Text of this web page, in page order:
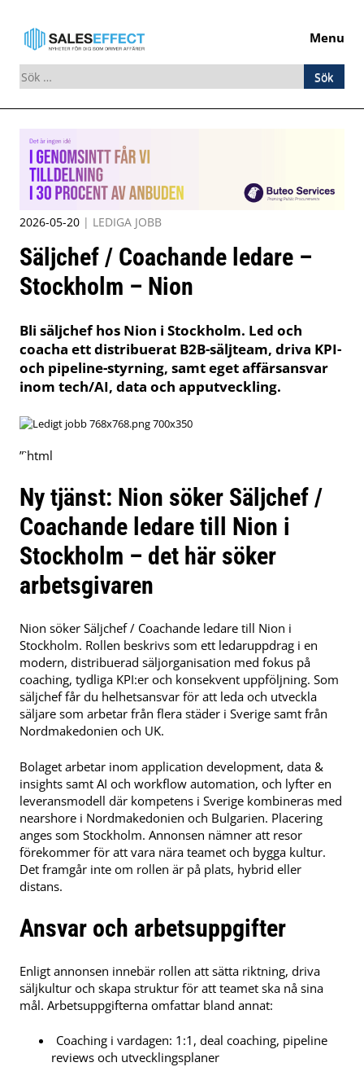
Menu
Sök
efter:
Skip
to
content
2026-05-20 | LEDIGA JOBB
Säljchef / Coachande ledare –
Stockholm – Nion
Bli säljchef hos Nion i Stockholm. Led och
coacha ett distribuerat B2B-säljteam, driva KPI-
och pipeline-styrning, samt eget affärsansvar
inom tech/AI, data och apputveckling.
”`html
Ny tjänst: Nion söker Säljchef /
Coachande ledare till Nion i
Stockholm – det här söker
arbetsgivaren
Nion söker Säljchef / Coachande ledare till Nion i
Stockholm. Rollen beskrivs som ett ledaruppdrag i en
modern, distribuerad säljorganisation med fokus på
coaching, tydliga KPI:er och konsekvent uppföljning. Som
säljchef får du helhetsansvar för att leda och utveckla
säljare som arbetar från flera städer i Sverige samt från
Nordmakedonien och UK.
Bolaget arbetar inom application development, data &
insights samt AI och workflow automation, och lyfter en
leveransmodell där kompetens i Sverige kombineras med
nearshore i Nordmakedonien och Bulgarien. Placering
anges som Stockholm. Annonsen nämner att resor
förekommer för att vara nära teamet och bygga kultur.
Det framgår inte om rollen är på plats, hybrid eller
distans.
Ansvar och arbetsuppgifter
Enligt annonsen innebär rollen att sätta riktning, driva
säljkultur och skapa struktur för att teamet ska nå sina
mål. Arbetsuppgifterna omfattar bland annat:
Coaching i vardagen: 1:1, deal coaching, pipeline
reviews och utvecklingsplaner